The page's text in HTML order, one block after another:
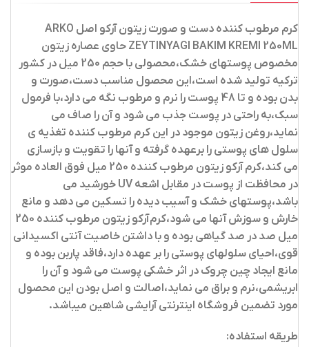
کرم مرطوب کننده دست و صورت زیتون آرکو اصل ARKO
ZEYTINYAGI BAKIM KREMI 250ML حاوی عصاره زیتون
مخصوص پوستهای خشک،محصولی با حجم 250 میل در کشور
ترکیه تولید شده است،این محصول مناسب دست،صورت و
بدن بوده و تا 48 پوست را نرم و مرطوب نگه می دارد،با فرمول
سبک،به راحتی در پوست جذب می شود و آن را صاف می
نماید،روغن زیتون موجود در این کرم مرطوب کننده تغذیه ی
سلول های پوستی را برعهده گرفته و آنها را تقویت و بازسازی
می کند،کرم آرکو زیتون مرطوب کننده 250 میل فوق العاده موثر
در محافظت از پوست در مقابل اشعه UV خورشید می
باشد،پوستهای خشک و آسیب دیده را تسکین می دهد و مانع
خارش و سوزش آنها می شود،کرم آرکو زیتون مرطوب کننده 250
میل صد در صد گیاهی بوده و با داشتن خاصیت آنتی اکسیدانی
قوی،احیای سلولهای پوستی را بر عهده دارد،فاقد پاربن بوده و
مانع ایجاد چین چروک در اثر خشکی پوست می شود و آن را
ابریشمی،نرم و براق می نماید،اصالت و اصل بودن این محصول
مورد تضمین فروشگاه اینترنتی آرایشی شاهین میباشد.
طریقه استفاده: